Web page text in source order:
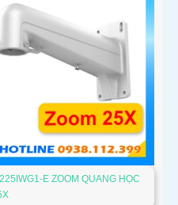
E ZOOM QUANG HỌC